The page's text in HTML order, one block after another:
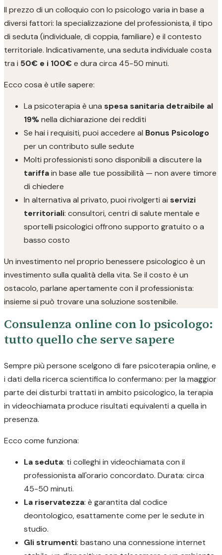
Il prezzo di un colloquio con lo psicologo varia in base a
diversi fattori: la specializzazione del professionista, il tipo
di seduta (individuale, di coppia, familiare) e il contesto
territoriale. Indicativamente, una seduta individuale costa
tra i 50€ e i 100€ e dura circa 45-50 minuti.
Ecco cosa è utile sapere:
La psicoterapia è una spesa sanitaria detraibile al
19%nella dichiarazione dei redditi
Se hai i requisiti, puoi accedere al Bonus Psicologo
per un contributo sulle sedute
Molti professionisti sono disponibili a discutere la
tariffain base alle tue possibilità — non avere timore
di chiedere
In alternativa al privato, puoi rivolgerti ai servizi
territoriali: consultori, centri di salute mentale e
sportelli psicologici offrono supporto gratuito o a
basso costo
Un investimento nel proprio benessere psicologico è un
investimento sulla qualità della vita. Se il costo è un
ostacolo, parlane apertamente con il professionista:
insieme si può trovare una soluzione sostenibile.
Consulenza online con lo psicologo:
tutto quello che serve sapere
Sempre più persone scelgono di fare psicoterapia online, e
i dati della ricerca scientifica lo confermano: per la maggior
parte dei disturbi trattati in ambito psicologico, la terapia
in videochiamata produce risultati equivalenti a quella in
presenza.
Ecco come funziona:
La seduta: ti colleghi in videochiamata con il
professionista all'orario concordato. Durata: circa
45-50 minuti.
La riservatezza: è garantita dal codice
deontologico, esattamente come per le sedute in
studio.
Gli strumenti: bastano una connessione internet